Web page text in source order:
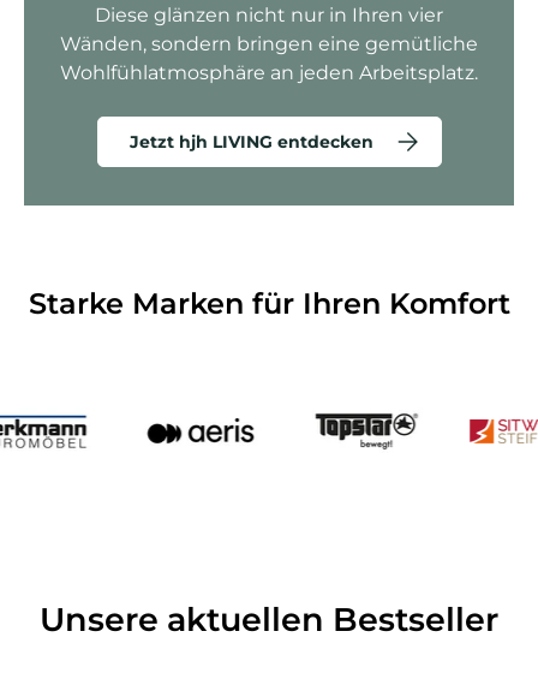
Diese glänzen nicht nur in Ihren vier
Wänden, sondern bringen eine gemütliche
Wohlfühlatmosphäre an jeden Arbeitsplatz.
Jetzt hjh LIVING entdecken
Starke Marken für Ihren Komfort
Unsere aktuellen Bestseller